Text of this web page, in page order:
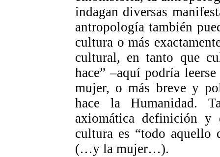
indagan diversas
antropología también
cultura o más
cultural, en tanto que
hace” –aquí podría
mujer, o más breve y
hace la Humanidad.
axiomática definición y
cultura es “todo aquello
(…y la mujer…).